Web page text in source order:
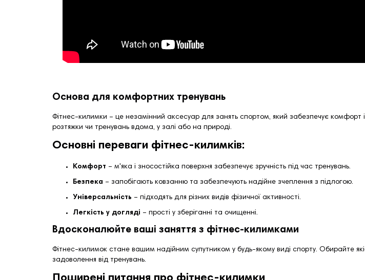
Основа для комфортних тренувань
Фітнес-килимки – це незамінний аксесуар для занять спортом, який забезпечує комфорт
розтяжки чи тренувань вдома, у залі або на природі.
Основні переваги фітнес-килимків:
Комфорт – м'яка і зносостійка поверхня забезпечує зручність під час тренувань.
Безпека – запобігають ковзанню та забезпечують надійне зчеплення з підлогою.
Універсальність – підходять для різних видів фізичної активності.
Легкість у догляді – прості у зберіганні та очищенні.
Вдосконалюйте ваші заняття з фітнес-килимками
Фітнес-килимок стане вашим надійним супутником у будь-якому виді спорту. Обирайте
задоволення від тренувань.